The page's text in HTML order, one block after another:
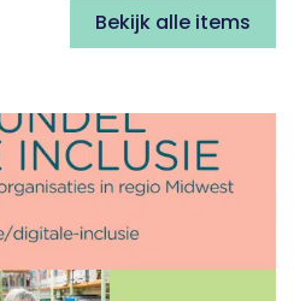
Bekijk alle items